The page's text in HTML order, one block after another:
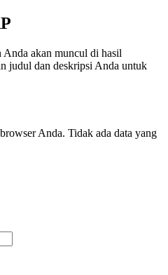
Anda akan muncul di hasil
judul dan deskripsi Anda untuk
Anda. Tidak ada data yang